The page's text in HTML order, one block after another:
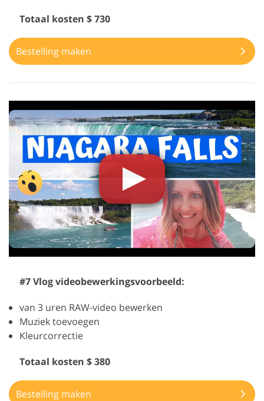
Totaal kosten $ 730
Bestelling maken
#7 Vlog videobewerkingsvoorbeeld:
van 3 uren RAW-video bewerken
Muziek toevoegen
Kleurcorrectie
Totaal kosten $ 380
Bestelling maken